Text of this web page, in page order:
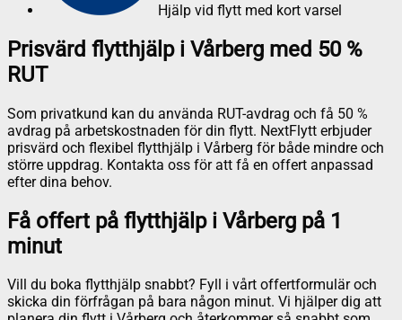
Hjälp vid flytt med kort varsel
Prisvärd flytthjälp i Vårberg med 50 %
RUT
Som privatkund kan du använda RUT-avdrag och få 50 %
avdrag på arbetskostnaden för din flytt. NextFlytt erbjuder
prisvärd och flexibel flytthjälp i Vårberg för både mindre och
större uppdrag. Kontakta oss för att få en offert anpassad
efter dina behov.
Få offert på flytthjälp i Vårberg på 1
minut
Vill du boka flytthjälp snabbt? Fyll i vårt offertformulär och
skicka din förfrågan på bara någon minut. Vi hjälper dig att